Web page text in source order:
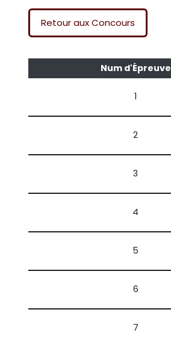
Retour aux Concours
Num d'Épreuve
1
2
3
4
5
6
7